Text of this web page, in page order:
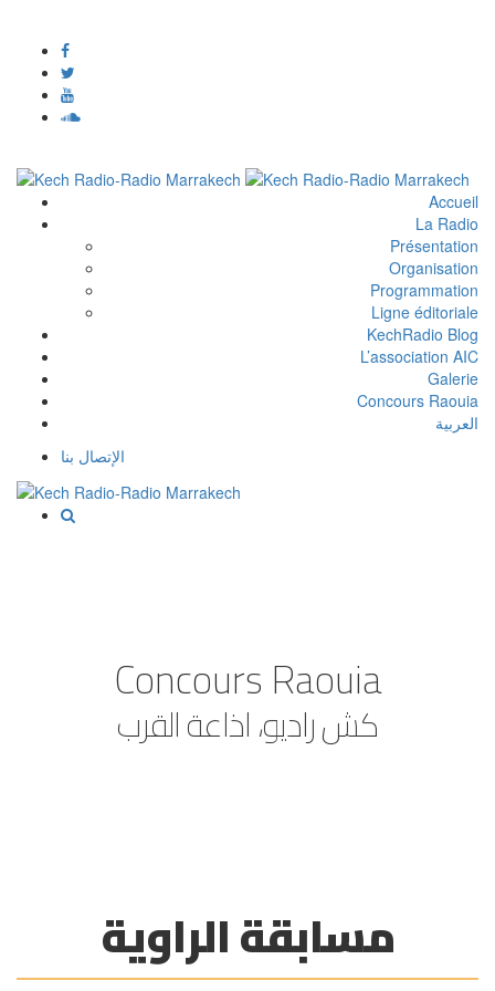
Accueil
La Radio
Présentation
Organisation
Programmation
Ligne éditoriale
KechRadio Blog
L’association AIC
Galerie
Concours Raouia
العربية
الإتصال بنا
Concours Raouia
كش راديو، اذاعة القرب
مسابقة الراوية